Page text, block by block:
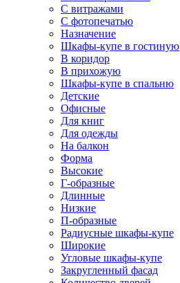
С витражами
С фотопечатью
Назначение
Шкафы-купе в гостиную
В коридор
В прихожую
Шкафы-купе в спальню
Детские
Офисные
Для книг
Для одежды
На балкон
Форма
Высокие
Г-образные
Длинные
Низкие
П-образные
Радиусные шкафы-купе
Широкие
Угловые шкафы-купе
Закругленный фасад